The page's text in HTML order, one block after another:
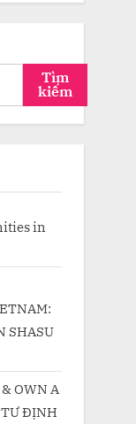
Tìm
kiếm
in
SHASU
OWN A
ĐỊNH